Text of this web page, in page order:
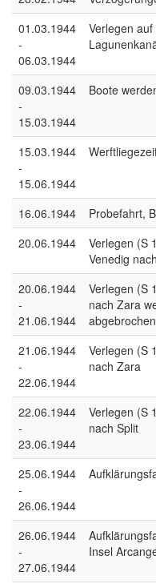
01.03.1944
-
06.03.1944
Verlegen
09.03.1944
-
15.03.1944
Boote
15.03.1944
-
15.06.1944
16.06.1944
Probefahrt,
20.06.1944
Verlegen (S
Venedig
20.06.1944
-
21.06.1944
Verlegen (S
nach Zara
abgebrochen
21.06.1944
-
22.06.1944
Verlegen (S
nach Zara
22.06.1944
-
23.06.1944
Verlegen (S
nach Split
25.06.1944
-
26.06.1944
26.06.1944
-
27.06.1944
Insel